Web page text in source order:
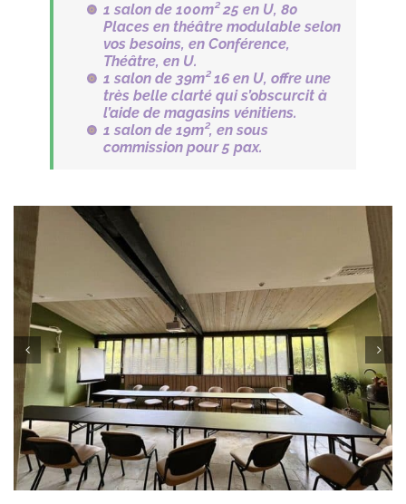
1 salon de 100m² 25 en U, 80
Places en théâtre modulable selon
vos besoins, en Conférence,
Théâtre, en U.
1 salon de 39m² 16 en U, offre une
très belle clarté qui s’obscurcit à
l’aide de magasins vénitiens.
1 salon de 19m², en sous
commission pour 5 pax.